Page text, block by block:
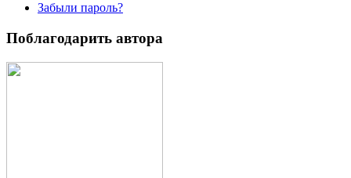
Забыли пароль?
Поблагодарить автора